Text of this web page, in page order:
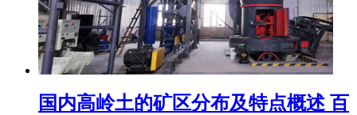
国内高岭土的矿区分布及特点概述 百